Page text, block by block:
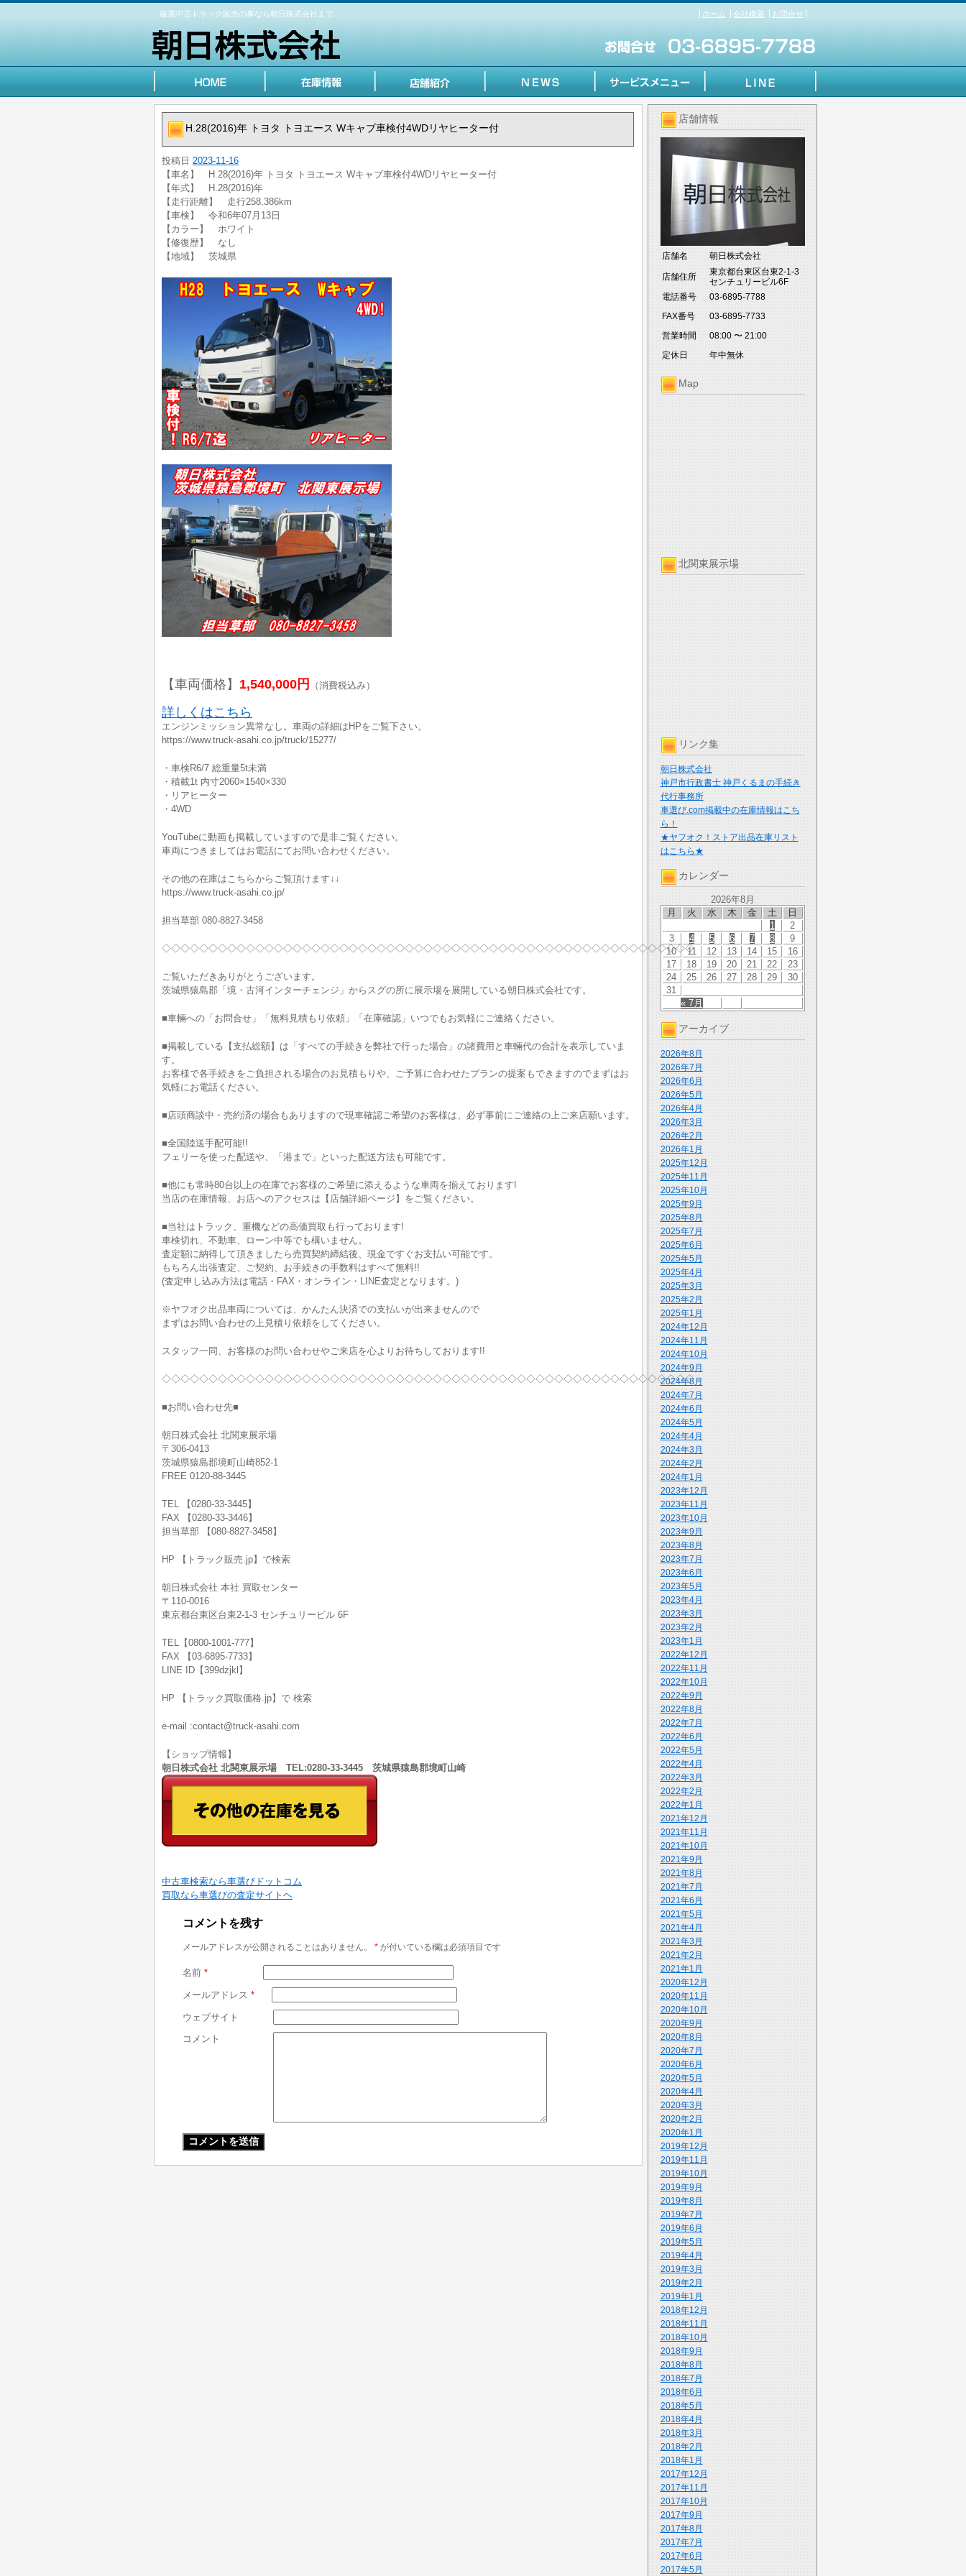
厳選中古トラック販売の事なら朝日株式会社まで ホーム 会社概要 お問合せ
店舗情報
店舗名 朝日株式会社
店舗住所
東京都台東区台東2-1-3
センチュリービル6F
電話番号
03-6895-7788
FAX番号
03-6895-7733
営業時間
08:00 〜 21:00
定休日
年中無休
Map
北関東展示場
リンク集
朝日株式会社
神戸市行政書士 神戸くるまの手続き
代行事務所
車選び.com掲載中の在庫情報はこち
ら！
★ヤフオク！ストア出品在庫リスト
はこちら★
カレンダー
2026年8月
月
火 水 木 金 土 日
« 7月
1
2
3
4 5 6 7 8
9
10
11 12 13 14 15
16
17
18 19 20 21 22
23
24
25 26 27 28 29
30
31
アーカイブ
2026年8月
2026年7月
2026年6月
2026年5月
2026年4月
2026年3月
2026年2月
2026年1月
2025年12月
2025年11月
2025年10月
2025年9月
2025年8月
2025年7月
2025年6月
2025年5月
2025年4月
2025年3月
2025年2月
2025年1月
2024年12月
2024年11月
2024年10月
2024年9月
2024年8月
2024年7月
2024年6月
2024年5月
2024年4月
2024年3月
2024年2月
2024年1月
2023年12月
2023年11月
2023年10月
2023年9月
2023年8月
2023年7月
2023年6月
2023年5月
2023年4月
2023年3月
2023年2月
2023年1月
2022年12月
2022年11月
2022年10月
2022年9月
2022年8月
2022年7月
2022年6月
2022年5月
2022年4月
2022年3月
2022年2月
2022年1月
2021年12月
2021年11月
2021年10月
2021年9月
2021年8月
2021年7月
2021年6月
2021年5月
2021年4月
2021年3月
2021年2月
2021年1月
2020年12月
2020年11月
2020年10月
2020年9月
2020年8月
2020年7月
2020年6月
2020年5月
2020年4月
2020年3月
2020年2月
2020年1月
2019年12月
2019年11月
2019年10月
2019年9月
2019年8月
2019年7月
2019年6月
2019年5月
2019年4月
2019年3月
2019年2月
2019年1月
2018年12月
2018年11月
2018年10月
2018年9月
2018年8月
2018年7月
2018年6月
2018年5月
2018年4月
2018年3月
2018年2月
2018年1月
2017年12月
2017年11月
2017年10月
2017年9月
2017年8月
2017年7月
2017年6月
2017年5月
H.28(2016)年 トヨタ トヨエース Wキャブ車検付4WDリヤヒーター付
投稿日 2023-11-16
【車名】 H.28(2016)年 トヨタ トヨエース Wキャブ車検付4WDリヤヒーター付
【年式】 H.28(2016)年
【走行距離】 走行258,386km
【車検】 令和6年07月13日
【カラー】 ホワイト
【修復歴】 なし
【地域】 茨城県
【車両価格】 1,540,000円 （消費税込み）
詳しくはこちら
エンジンミッション異常なし。車両の詳細はHPをご覧下さい。
https://www.truck-asahi.co.jp/truck/15277/
・車検R6/7 総重量5t未満
・積載1t 内寸2060×1540×330
・リアヒーター
・4WD
YouTubeに動画も掲載していますので是非ご覧ください。
車両につきましてはお電話にてお問い合わせください。
その他の在庫はこちらからご覧頂けます↓↓
https://www.truck-asahi.co.jp/
担当草部 080-8827-3458
◇◇◇◇◇◇◇◇◇◇◇◇◇◇◇◇◇◇◇◇◇◇◇◇◇◇◇◇◇◇◇◇◇◇◇◇◇◇◇◇◇◇◇◇◇◇◇◇◇◇◇◇◇◇◇◇◇
ご覧いただきありがとうございます。
茨城県猿島郡「境・古河インターチェンジ」からスグの所に展示場を展開している朝日株式会社です。
■車輛への「お問合せ」「無料見積もり依頼」「在庫確認」いつでもお気軽にご連絡ください。
■掲載している【支払総額】は「すべての手続きを弊社で行った場合」の諸費用と車輛代の合計を表示していま
す。
お客様で各手続きをご負担される場合のお見積もりや、ご予算に合わせたプランの提案もできますのでまずはお
気軽にお電話ください。
■店頭商談中・売約済の場合もありますので現車確認ご希望のお客様は、必ず事前にご連絡の上ご来店願います。
■全国陸送手配可能!!
フェリーを使った配送や、「港まで」といった配送方法も可能です。
■他にも常時80台以上の在庫でお客様のご希望に添えるような車両を揃えております!
当店の在庫情報、お店へのアクセスは【店舗詳細ページ】をご覧ください。
■当社はトラック、重機などの高価買取も行っております!
車検切れ、不動車、ローン中等でも構いません。
査定額に納得して頂きましたら売買契約締結後、現金ですぐお支払い可能です。
もちろん出張査定、ご契約、お手続きの手数料はすべて無料!!
(査定申し込み方法は電話・FAX・オンライン・LINE査定となります。)
※ヤフオク出品車両については、かんたん決済での支払いが出来ませんので
まずはお問い合わせの上見積り依頼をしてください。
スタッフ一同、お客様のお問い合わせやご来店を心よりお待ちしております!!
◇◇◇◇◇◇◇◇◇◇◇◇◇◇◇◇◇◇◇◇◇◇◇◇◇◇◇◇◇◇◇◇◇◇◇◇◇◇◇◇◇◇◇◇◇◇◇◇◇◇◇◇◇◇◇◇◇
■お問い合わせ先■
朝日株式会社 北関東展示場
〒306-0413
茨城県猿島郡境町山崎852-1
FREE 0120-88-3445
TEL 【0280-33-3445】
FAX 【0280-33-3446】
担当草部 【080-8827-3458】
HP 【トラック販売.jp】で検索
朝日株式会社 本社 買取センター
〒110-0016
東京都台東区台東2-1-3 センチュリービル 6F
TEL【0800-1001-777】
FAX 【03-6895-7733】
LINE ID【399dzjkl】
HP 【トラック買取価格.jp】で 検索
e-mail :contact@truck-asahi.com
【ショップ情報】
朝日株式会社 北関東展示場 TEL:0280-33-3445 茨城県猿島郡境町山崎
中古車検索なら車選びドットコム
買取なら車選びの査定サイトヘ
コメントを残す
メールアドレスが公開されることはありません。 * が付いている欄は必須項目です
名前 *
メールアドレス *
ウェブサイト
コメント